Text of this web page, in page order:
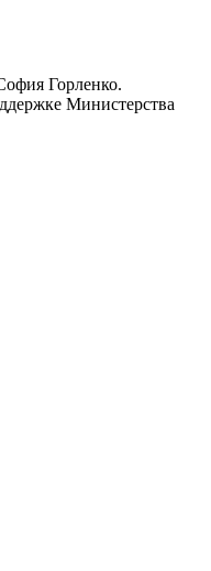
Горленко.
Министерства